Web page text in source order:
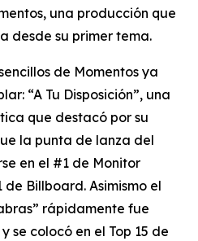
una producción que
desde su primer tema.
de Momentos ya
“A Tu Disposición”, una
que destacó por su
la punta de lanza del
en el #1 de Monitor
Billboard. Asimismo el
rápidamente fue
se colocó en el Top 15 de